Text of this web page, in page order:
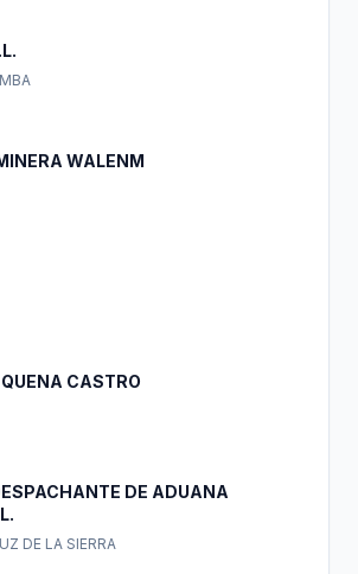
WALENM
CASTRO
DE ADUANA
DE LA SIERRA